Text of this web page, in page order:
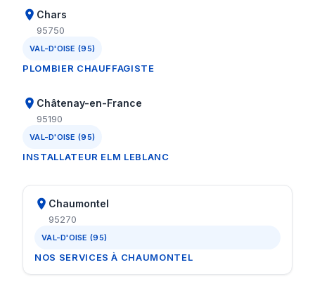
Chars
95750
VAL-D'OISE (95)
PLOMBIER CHAUFFAGISTE
Châtenay-en-France
95190
VAL-D'OISE (95)
INSTALLATEUR ELM LEBLANC
Chaumontel
95270
VAL-D'OISE (95)
NOS SERVICES À CHAUMONTEL